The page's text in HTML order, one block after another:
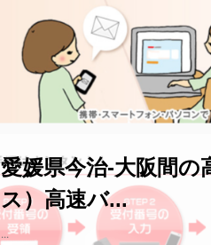
愛媛県今治-大阪間
ス）高速バ...
...